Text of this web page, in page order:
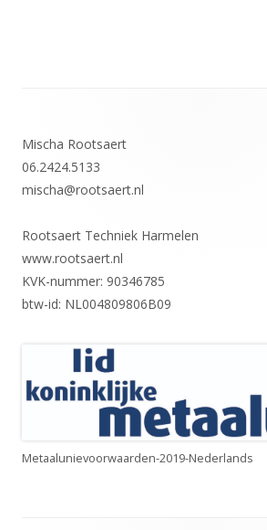
sidebar
Mischa Rootsaert
06.2424.5133
mischa@rootsaert.nl
Rootsaert Techniek Harmelen
www.rootsaert.nl
KVK-nummer: 90346785
btw-id: NL004809806B09
Metaalunievoorwaarden-2019-Nederlands